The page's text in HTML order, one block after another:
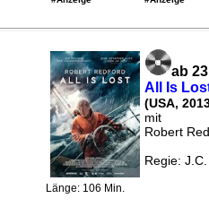
ab
All Is
(USA,
mit
Robert
Regie:
Länge: 106 Min.